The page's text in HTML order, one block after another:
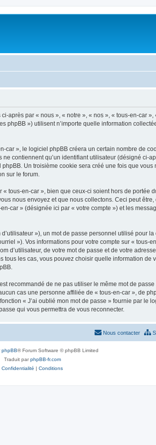
par « nous », « notre », « nos », « tous-en-car
») utilisent n’importe quelle information
», le logiciel phpBB créera un certain nombre de
contiennent qu’un identifiant utilisateur (désigné ci-
Un troisième cookie sera créé une fois que
sur le forum.
tous-en-car », bien que ceux-ci soient hors de portée
nous envoyez et que nous collectons. Ceci peut
car » (désignée ici par « votre compte ») et les
»), un mot de passe personnel utilisé pour
»). Vos informations pour votre compte sur « tous-
d’utilisateur, de votre mot de passe et de votre
les cas, vous pouvez choisir quelle information
recommandé de ne pas utiliser le même mot de
cas une personne affiliée de « tous-en-car », de
« J’ai oublié mon mot de passe » fournie par le
qui vous permettra de vous reconnecter.
Nous contacter
phpBB® Forum Software © phpBB Limited
Traduit parphpBB-fr.com
Confidentialité | Conditions